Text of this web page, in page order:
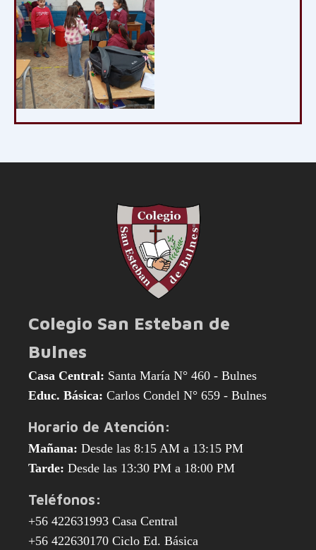
Colegio San Esteban de
Bulnes
Casa Central: Santa María N° 460 - Bulnes
Educ. Básica: Carlos Condel N° 659 - Bulnes
Horario de Atención:
Mañana: Desde las 8:15 AM a 13:15 PM
Tarde: Desde las 13:30 PM a 18:00 PM
Teléfonos:
+56 422631993 Casa Central
+56 422630170 Ciclo Ed. Básica